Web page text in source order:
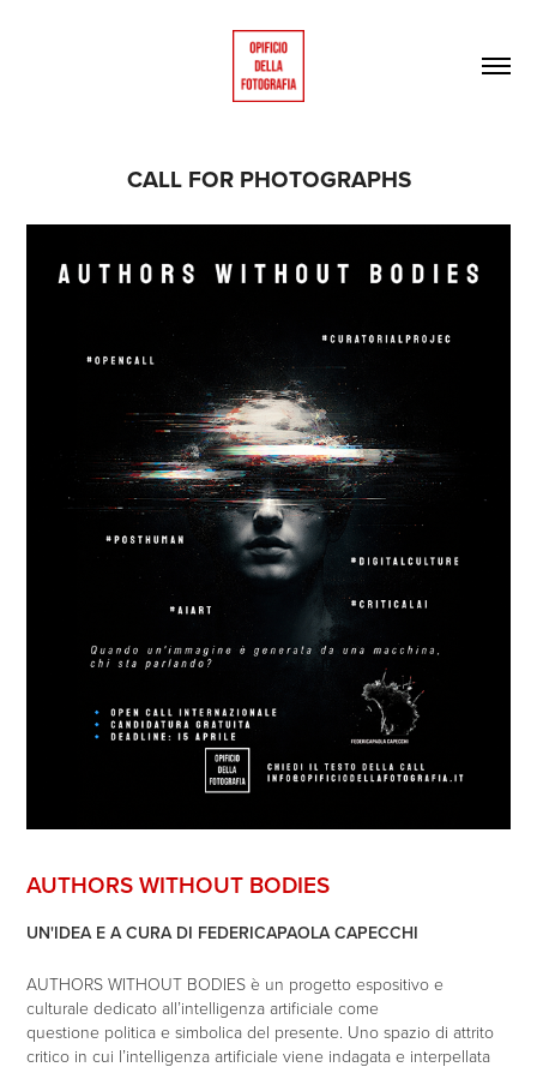
CALL FOR PHOTOGRAPHS
AUTHORS WITHOUT BODIES
UN'IDEA E A CURA DI FEDERICAPAOLA CAPECCHI
AUTHORS WITHOUT BODIES è un progetto espositivo e
culturale dedicato all’intelligenza artificiale come
questione politica e simbolica del presente. Uno spazio di attrito
critico in cui l’intelligenza artificiale viene indagata e interpellata